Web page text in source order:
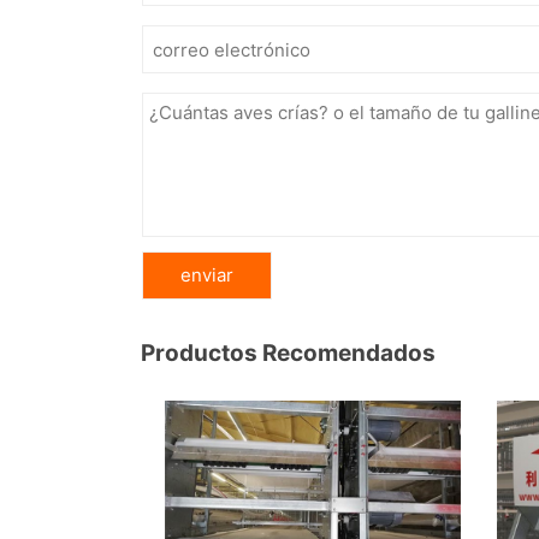
Productos Recomendados